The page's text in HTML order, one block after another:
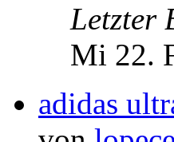
Letzter
Mi 22.
adidas